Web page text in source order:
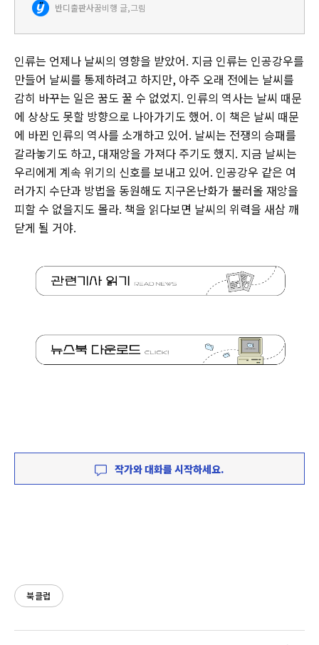
부록에서는 날씨와 관련된 순 우리말 사전과 날씨에 얽힌 세계…
반디출판사꿈비행 글,그림
인류는 언제나 날씨의 영향을 받았어. 지금 인류는 인공강우를
만들어 날씨를 통제하려고 하지만, 아주 오래 전에는 날씨를
감히 바꾸는 일은 꿈도 꿀 수 없었지. 인류의 역사는 날씨 때문
에 상상도 못할 방향으로 나아가기도 했어. 이 책은 날씨 때문
에 바뀐 인류의 역사를 소개하고 있어. 날씨는 전쟁의 승패를
갈라놓기도 하고, 대재앙을 가져다 주기도 했지. 지금 날씨는
우리에게 계속 위기의 신호를 보내고 있어. 인공강우 같은 여
러가지 수단과 방법을 동원해도 지구온난화가 불러올 재앙을
피할 수 없을지도 몰라. 책을 읽다보면 날씨의 위력을 새삼 깨
닫게 될 거야.
작가와 대화를 시작하세요.
북클럽